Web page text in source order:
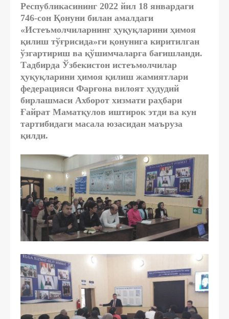
Республикасининг 2022 йил 18 январдаги
746-сон Қонуни билан амалдаги
«Истеъмолчиларнинг ҳуқуқларини ҳимоя
қилиш тўғрисида»ги қонунига киритилган
ўзгартириш ва қўшимчаларга бағишланди.
Тадбирда Ўзбекистон истеъмолчилар
ҳуқуқларини ҳимоя қилиш жамиятлари
федерацияси Фарғона вилоят ҳудудий
бирлашмаси Ахборот хизмати раҳбари
Ғайрат Маматқулов иштирок этди ва кун
тартибидаги масала юзасидан маъруза
қилди.